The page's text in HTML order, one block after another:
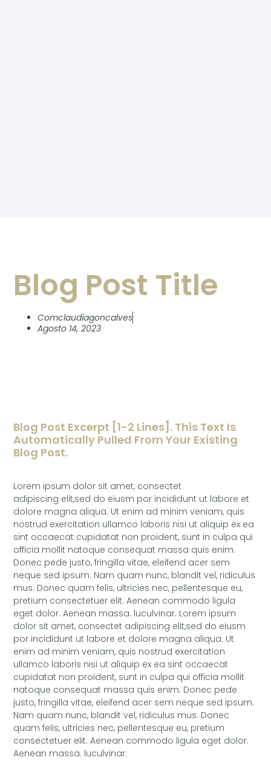
Blog Post Title
Comclaudiagoncalves
Agosto 14, 2023
Blog Post Excerpt [1-2 Lines]. This Text Is
Automatically Pulled From Your Existing
Blog Post.
Lorem ipsum dolor sit amet, consectet
adipiscing elit,sed do eiusm por incididunt ut labore et
dolore magna aliqua. Ut enim ad minim veniam, quis
nostrud exercitation ullamco laboris nisi ut aliquip ex ea
sint occaecat cupidatat non proident, sunt in culpa qui
officia mollit natoque consequat massa quis enim.
Donec pede justo, fringilla vitae, eleifend acer sem
neque sed ipsum. Nam quam nunc, blandit vel, ridiculus
mus. Donec quam felis, ultricies nec, pellentesque eu,
pretium consectetuer elit. Aenean commodo ligula
eget dolor. Aenean massa. luculvinar. Lorem ipsum
dolor sit amet, consectet adipiscing elit,sed do eiusm
por incididunt ut labore et dolore magna aliqua. Ut
enim ad minim veniam, quis nostrud exercitation
ullamco laboris nisi ut aliquip ex ea sint occaecat
cupidatat non proident, sunt in culpa qui officia mollit
natoque consequat massa quis enim. Donec pede
justo, fringilla vitae, eleifend acer sem neque sed ipsum.
Nam quam nunc, blandit vel, ridiculus mus. Donec
quam felis, ultricies nec, pellentesque eu, pretium
consectetuer elit. Aenean commodo ligula eget dolor.
Aenean massa. luculvinar.